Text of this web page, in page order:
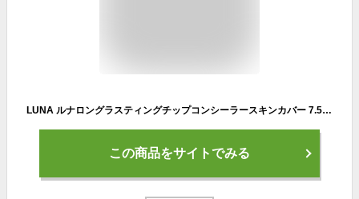
LUNA ルナロングラスティングチップコンシーラースキンカバー 7.5g 韓国コスメチップコンシーラー 2号 ベージュ
この商品をサイトでみる